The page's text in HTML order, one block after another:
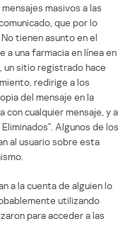
masivos a las
que por lo
tienen asunto en el
a una farmacia en línea en
un sitio registrado hace
redirige a los
del mensaje en la
con cualquier mensaje, y a
Algunos de los
al usuario sobre esta
a la cuenta de alguien lo
utilizando
para acceder a las